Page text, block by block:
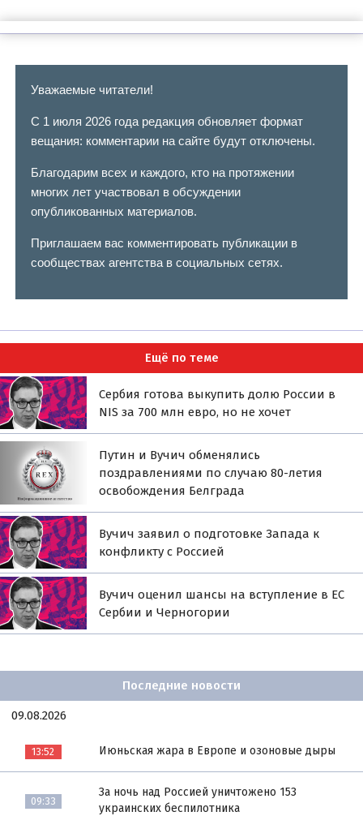
Уважаемые читатели!
С 1 июля 2026 года редакция обновляет формат
вещания: комментарии на сайте будут отключены.
Благодарим всех и каждого, кто на протяжении
многих лет участвовал в обсуждении
опубликованных материалов.
Приглашаем вас комментировать публикации в
сообществах агентства в социальных сетях.
Ещё по теме
Сербия готова выкупить долю России в
NIS за 700 млн евро, но не хочет
Путин и Вучич обменялись
поздравлениями по случаю 80-летия
освобождения Белграда
Вучич заявил о подготовке Запада к
конфликту с Россией
Вучич оценил шансы на вступление в ЕС
Сербии и Черногории
Последние новости
09.08.2026
13:52 Июньская жара в Европе и озоновые дыры
09:33
За ночь над Россией уничтожено 153
украинских беспилотника